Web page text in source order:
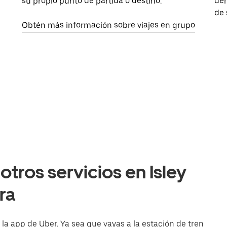
Obtén más información sobre viajes en grupo
de
servicios en Isley
app de Uber. Ya sea que vayas a la estación de tren